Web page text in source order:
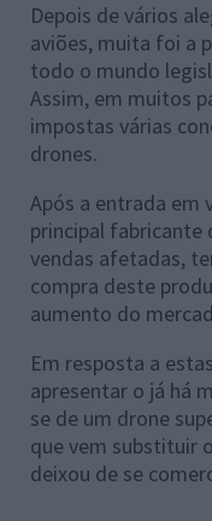
Depois de vários
aviões, muita foi a
todo o mundo
Assim, em muitos
impostas várias
drones.
Após a entrada em
principal fabricante
vendas afetadas,
compra deste
aumento do
Em resposta a
apresentar o já há
se de um drone
que vem substituir o
deixou de se